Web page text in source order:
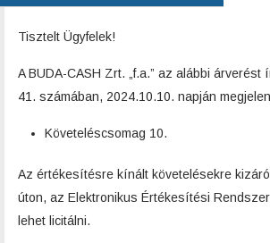
Tisztelt Ügyfelek!
A BUDA-CASH Zrt. „f.a.” az alábbi árverést
41. számában, 2024.10.10. napján
Követeléscsomag 10.
Az értékesítésre kínált követelésekre
úton, az Elektronikus Értékesítési
lehet licitálni.